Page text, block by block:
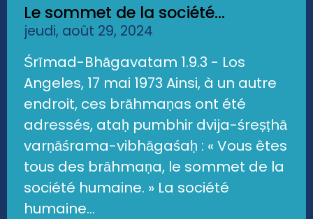
Le sommet de la société...
jeudi, août 29, 2024
Śrīmad-Bhāgavatam 1.9.3 - Los
Angeles, 17 mai 1973 Ainsi, à un autre
endroit, ces brāhmaṇas ont été
adressés, ataḥ pumbhir dvija-śreṣṭhā
varṇāśrama-vibhāgaśaḥ : « Vous êtes
tous des brāhmaṇa, le sommet de la
société humaine. » La société
humaine...